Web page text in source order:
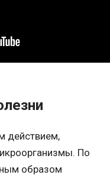
действием,
По
образом